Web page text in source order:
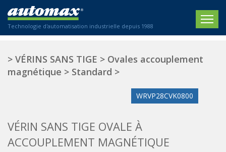
Technologie d'automatisation industrielle depuis 1988
ACCUEIL
SOCIÉTÉ
Actionneurs électriques
SECTEURS
Agriculture
CONTACT
> VÉRINS SANS TIGE > Ovales accouplement
magnétique > Standard >
WRVP28CVK0800
VÉRIN SANS TIGE OVALE À
ACCOUPLEMENT MAGNÉTIQUE